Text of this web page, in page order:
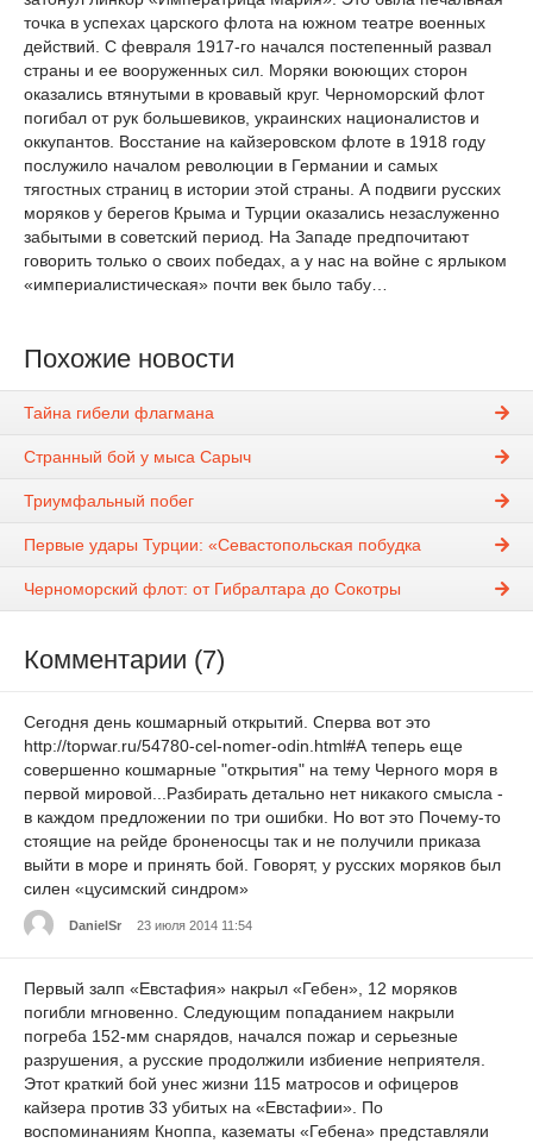
точка в успехах царского флота на южном театре военных
действий. С февраля 1917-го начался постепенный развал
страны и ее вооруженных сил. Моряки воюющих сторон
оказались втянутыми в кровавый круг. Черноморский флот
погибал от рук большевиков, украинских националистов и
оккупантов. Восстание на кайзеровском флоте в 1918 году
послужило началом революции в Германии и самых
тягостных страниц в истории этой страны. А подвиги русских
моряков у берегов Крыма и Турции оказались незаслуженно
забытыми в советский период. На Западе предпочитают
говорить только о своих победах, а у нас на войне с ярлыком
«империалистическая» почти век было табу…
Похожие новости
Тайна гибели флагмана
Странный бой у мыса Сарыч
Триумфальный побег
Первые удары Турции: «Севастопольская побудка
Черноморский флот: от Гибралтара до Сокотры
Комментарии (7)
Сегодня день кошмарный открытий. Сперва вот это
http://topwar.ru/54780-cel-nomer-odin.html#А теперь еще
совершенно кошмарные "открытия" на тему Черного моря в
первой мировой...Разбирать детально нет никакого смысла -
в каждом предложении по три ошибки. Но вот это Почему-то
стоящие на рейде броненосцы так и не получили приказа
выйти в море и принять бой. Говорят, у русских моряков был
силен «цусимский синдром»
DanielSr 23 июля 2014 11:54
Первый залп «Евстафия» накрыл «Гебен», 12 моряков
погибли мгновенно. Следующим попаданием накрыли
погреба 152-мм снарядов, начался пожар и серьезные
разрушения, а русские продолжили избиение неприятеля.
Этот краткий бой унес жизни 115 матросов и офицеров
кайзера против 33 убитых на «Евстафии». По
воспоминаниям Кноппа, казематы «Гебена» представляли